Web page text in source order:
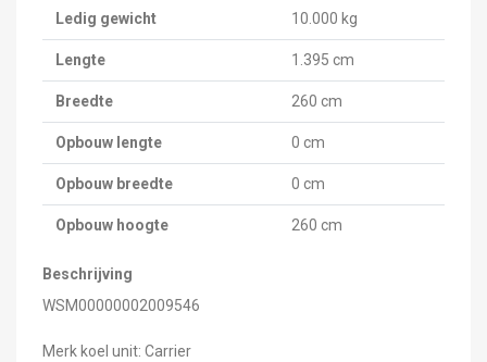
Ledig gewicht 10.000 kg
Lengte 1.395 cm
Breedte 260 cm
Opbouw lengte 0 cm
Opbouw breedte 0 cm
Opbouw hoogte 260 cm
Beschrijving
WSM00000002009546
Merk koel unit: Carrier